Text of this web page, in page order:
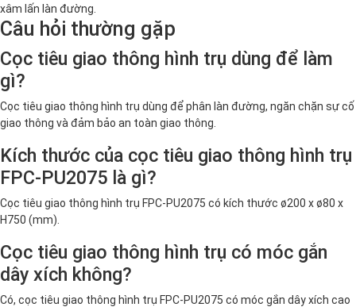
xâm lấn làn đường.
Câu hỏi thường gặp
Cọc tiêu giao thông hình trụ dùng để làm
gì?
Cọc tiêu giao thông hình trụ dùng để phân làn đường, ngăn chặn sự cố
giao thông và đảm bảo an toàn giao thông.
Kích thước của cọc tiêu giao thông hình trụ
FPC-PU2075 là gì?
Cọc tiêu giao thông hình trụ FPC-PU2075 có kích thước ø200 x ø80 x
H750 (mm).
Cọc tiêu giao thông hình trụ có móc gắn
dây xích không?
Có, cọc tiêu giao thông hình trụ FPC-PU2075 có móc gắn dây xích cao